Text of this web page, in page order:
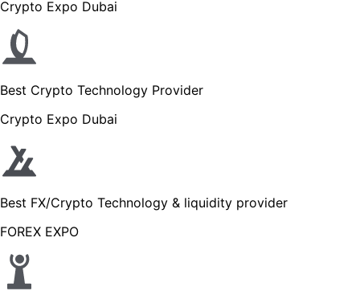
Crypto Expo Dubai
Best Crypto Technology Provider
Crypto Expo Dubai
Best FX/Crypto Technology & liquidity provider
FOREX EXPO